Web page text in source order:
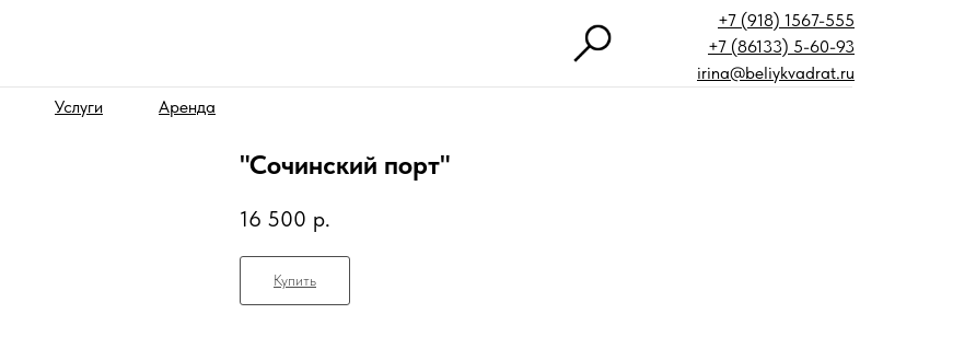
+7 (918) 1567-555
Услуги Аренда
+7 (86133) 5-60-93
irina@beliykvadrat.ru
"Сочинский порт"
16 500 р.
Купить